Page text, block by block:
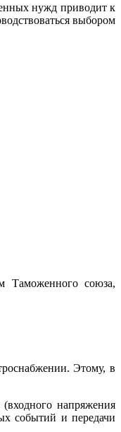
нужд приводит к
выбором
Таможенного союза,
Этому, в
напряжения
событий и передачи